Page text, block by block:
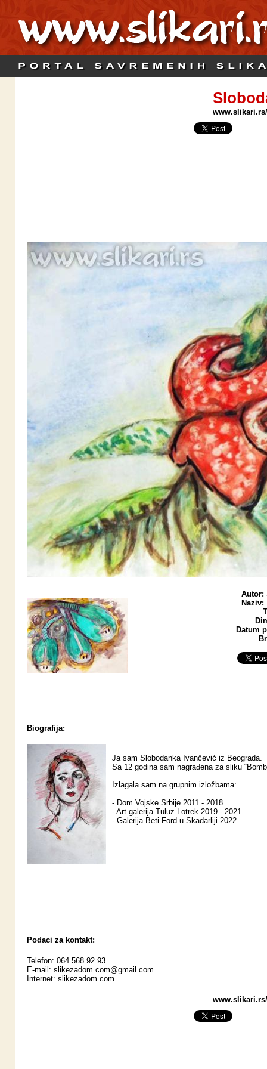
Autor:
Naziv:
Datum
Biografija:
Ja sam Slobodanka Ivančević iz Beograda.
Sa 12 godina sam nagrađena za sliku
Izlagala sam na grupnim izložbama:
- Dom Vojske Srbije 2011 - 2018.
- Art galerija Tuluz Lotrek 2019 - 2021.
- Galerija Beti Ford u Skadarliji 2022.
Podaci za kontakt:
Telefon: 064 568 92 93
E-mail: slikezadom.com@gmail.com
Internet: slikezadom.com